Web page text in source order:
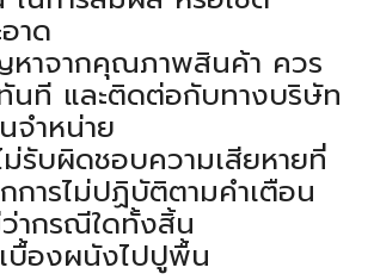
าด
าจากคุณภาพสินค้า ควร
นที และติดต่อกับทางบริษัท
จำหน่าย
ม่รับผิดชอบความเสียหายที่
การไม่ปฏิบัติตามคำเตือน
ากรณีใดทั้งสิ้น
เบื้องผนังไปปูพื้น